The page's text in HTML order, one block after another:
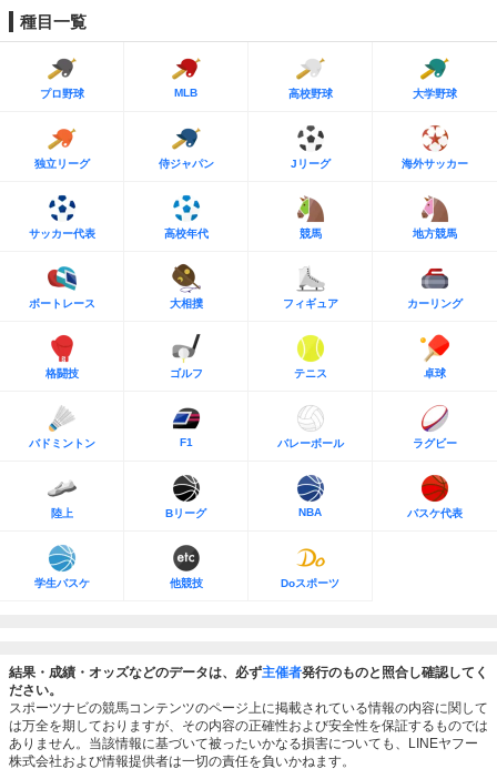
種目一覧
プロ野球 MLB 高校野球 大学野球
独立リーグ 侍ジャパン Jリーグ 海外サッカー
サッカー代表 高校年代 競馬 地方競馬
ボートレース 大相撲 フィギュア カーリング
格闘技 ゴルフ テニス 卓球
バドミントン F1 バレーボール ラグビー
陸上 Bリーグ NBA バスケ代表
学生バスケ 他競技 Doスポーツ
結果・成績・オッズなどのデータは、必ず主催者発行のものと照合し確認してく
ださい。
スポーツナビの競馬コンテンツのページ上に掲載されている情報の内容に関して
は万全を期しておりますが、その内容の正確性および安全性を保証するものでは
ありません。当該情報に基づいて被ったいかなる損害についても、LINEヤフー
株式会社および情報提供者は一切の責任を負いかねます。